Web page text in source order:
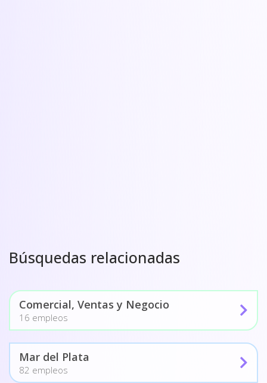
Búsquedas relacionadas
Comercial, Ventas y Negocio
16 empleos
Mar del Plata
82 empleos